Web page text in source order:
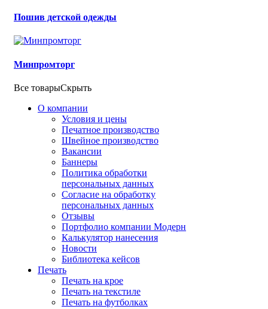
Пошив детской одежды
Минпромторг
Все товарыСкрыть
О компании
Условия и цены
Печатное производство
Швейное производство
Вакансии
Баннеры
Политика обработки
персональных данных
Согласие на обработку
персональных данных
Отзывы
Портфолио компании Модерн
Калькулятор нанесения
Новости
Библиотека кейсов
Печать
Печать на крое
Печать на текстиле
Печать на футболках